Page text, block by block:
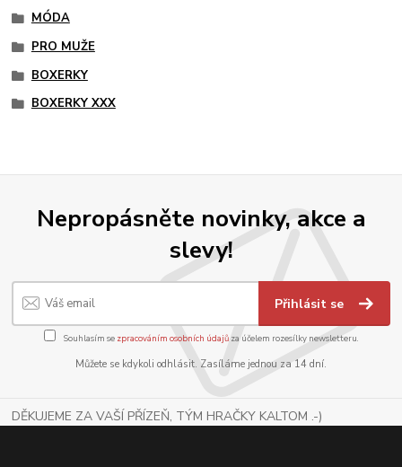
MÓDA
PRO MUŽE
BOXERKY
BOXERKY XXX
Nepropásněte novinky, akce a
slevy!
Přihlásit se
Souhlasím se zpracováním osobních údajůza účelem rozesílky newsletteru.
Můžete se kdykoli odhlásit. Zasíláme jednou za 14 dní.
DĚKUJEME ZA VAŠÍ PŘÍZEŇ, TÝM HRAČKY KALTOM .-)